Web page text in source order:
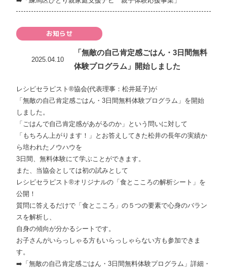
お知らせ
2025.04.10
「無敵の自己肯定感ごはん・3日間無料
体験プログラム」開始しました
レシピセラピスト®協会(代表理事：松井延子)が
「無敵の自己肯定感ごはん・3日間無料体験プログラム」を開始
しました。
「ごはんで自己肯定感があがるのか」という問いに対して
「もちろん上がります！」とお答えしてきた松井の長年の実績か
ら培われたノウハウを
3日間、無料体験にて学ぶことができます。
また、当協会としては初の試みとして
レシピセラピスト®オリジナルの「食とこころの解析シート」を
公開！
質問に答えるだけで「食とこころ」の５つの要素で心身のバラン
スを解析し、
自身の傾向が分かるシートです。
お子さんがいらっしゃる方もいらっしゃらない方も参加できま
す。
➡️ 「無敵の自己肯定感ごはん・3日間無料体験プログラム」詳細・